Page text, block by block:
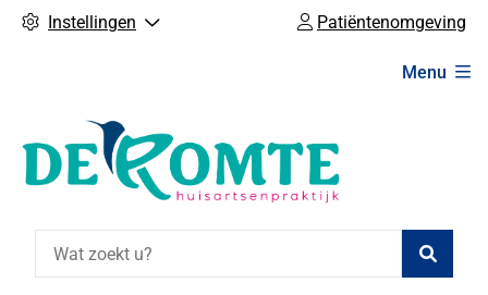
Instellingen Patiëntenomgeving
Menu